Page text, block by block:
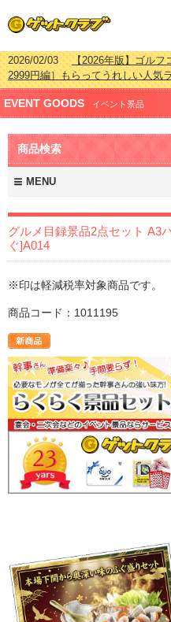
【2026年版】ゴル
2999円編］もらってうれしい人気
2026/07/15【2026年版】ビンゴ
ング 更新しました！
2026/04/03【2026年版】ゴルフ
2999円編］もらってうれしい人気
新しました！
EVENT GOODS イベント景品
商品検索
MENU
グルメ目録景品2点セット A3
ぐ]A014
※印は軽減税率対象商品です。
商品コード：1011195